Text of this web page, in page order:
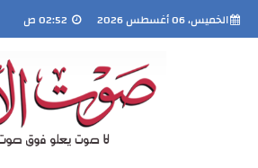
الخميس، 06 أغسطس 2026